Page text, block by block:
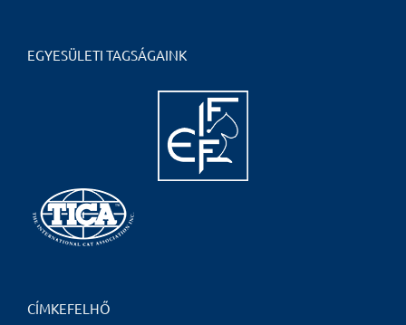
EGYESÜLETI TAGSÁGAINK
CÍMKEFELHŐ